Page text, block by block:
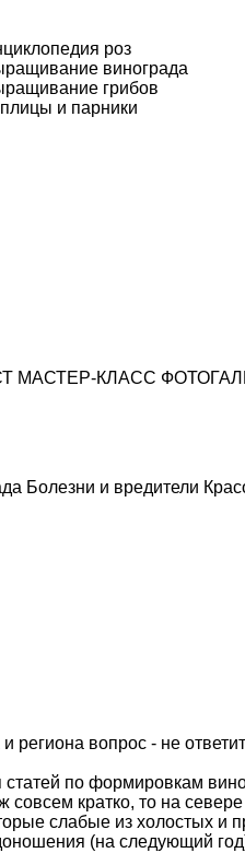
роз
винограда
грибов
и парники
МАСТЕР-КЛАСС
Болезни и вредители
вопрос - не
по формировкам
совсем кратко, то на
слабые из холостых и
(на следующий